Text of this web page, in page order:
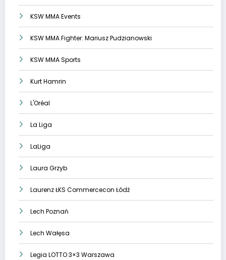
KSW MMA Events
KSW MMA Fighter: Mariusz Pudzianowski
KSW MMA Sports
Kurt Hamrin
L'Oréal
La Liga
LaLiga
Laura Grzyb
Laurenz ŁKS Commercecon Łódź
Lech Poznań
Lech Wałęsa
Legia LOTTO 3×3 Warszawa